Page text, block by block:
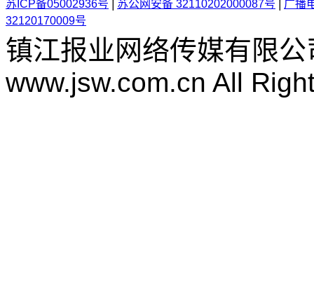
苏ICP备05002936号
苏公网安备 32110202000087号
广播
32120170009号
镇江报业网络传媒有限公
www.jsw.com.cn All